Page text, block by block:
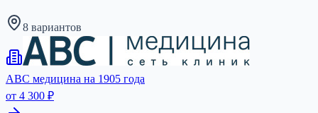
8 вариантов
ABC медицина на 1905 года
от 4 300 ₽